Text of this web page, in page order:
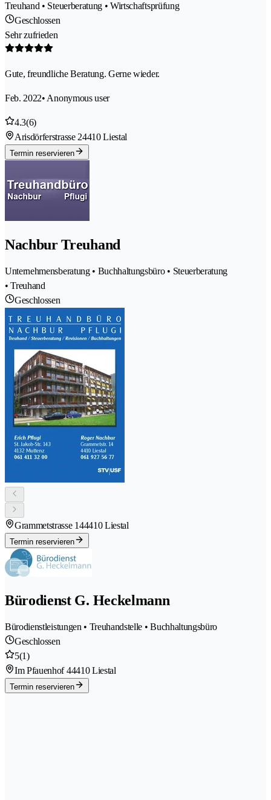
Treuhand • Steuerberatung • Wirtschaftsprüfung
Geschlossen
Sehr zufrieden
Gute, freundliche Beratung. Gerne wieder.
Feb. 2022• Anonymous user
4.3(6)
Arisdörferstrasse 24410 Liestal
Termin reservieren
Nachbur Treuhand
Unternehmensberatung • Buchhaltungsbüro • Steuerberatung
• Treuhand
Geschlossen
Grammetstrasse 144410 Liestal
Termin reservieren
Bürodienst G. Heckelmann
Bürodienstleistungen • Treuhandstelle • Buchhaltungsbüro
Geschlossen
5(1)
Im Pfauenhof 44410 Liestal
Termin reservieren